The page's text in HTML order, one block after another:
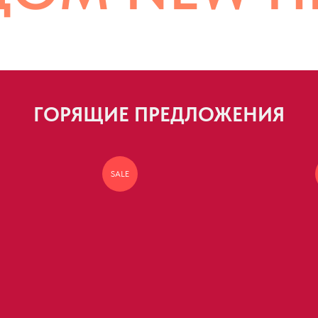
ГОРЯЩИЕ ПРЕДЛОЖЕНИЯ
SALE